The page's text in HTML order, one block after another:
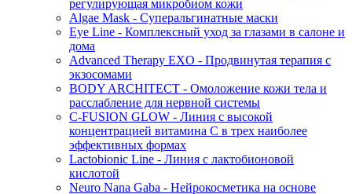
регулирующая микробиом кожи
Algae Mask - Суперальгинатные маски
Eye Line - Комплексный уход за глазами в салоне и
дома
Advanced Therapy EXO - Продвинутая терапия с
экзосомами
BODY ARCHITECT - Омоложение кожи тела и
расслабление для нервной системы
C-FUSION GLOW - Линия с высокой
концентрацией витамина C в трех наиболее
эффективных формах
Lactobionic Line - Линия с лактобионовой
кислотой
Neuro Nana Gaba - Нейрокосметика на основе